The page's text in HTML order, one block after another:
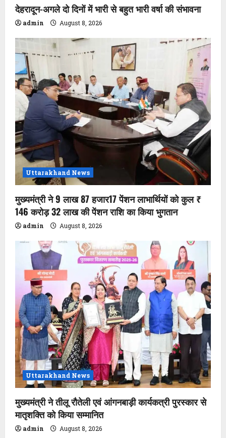
देहरादून-अगले दो दिनों में भारी से बहुत भारी वर्षा की संभावना
admin August 8, 2026
Uttarakhand News
मुख्यमंत्री ने 9 लाख 87 हजार17 पेंशन लाभार्थियों को कुल ₹
146 करोड़ 32 लाख की पेंशन राशि का किया भुगतान
admin August 8, 2026
Uttarakhand News
मुख्यमंत्री ने तीलू रौतेली एवं आंगनबाड़ी कार्यकत्री पुरस्कार से
मातृशक्ति को किया सम्मानित
admin August 8, 2026